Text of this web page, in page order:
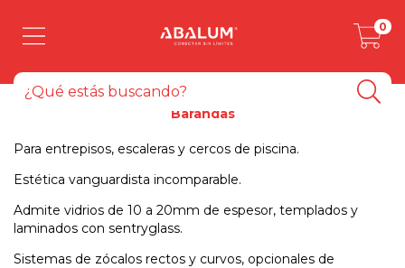
0
Barandas
Para entrepisos, escaleras y cercos de piscina.
Estética vanguardista incomparable.
Admite vidrios de 10 a 20mm de espesor, templados y
laminados con sentryglass.
Sistemas de zócalos rectos y curvos, opcionales de